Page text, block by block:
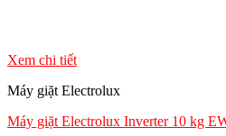
Xem chi tiết
Máy giặt Electrolux
Máy giặt Electrolux Inverter 10 kg